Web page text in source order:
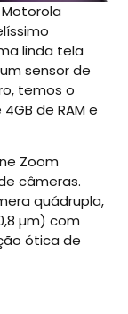
linda tela
um sensor de
temos o
de RAM e
Zoom
câmeras.
quádrupla,
µm) com
ótica de